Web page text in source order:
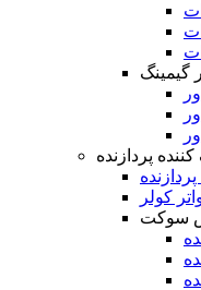
گیمینگ
پردازنده
سوکت